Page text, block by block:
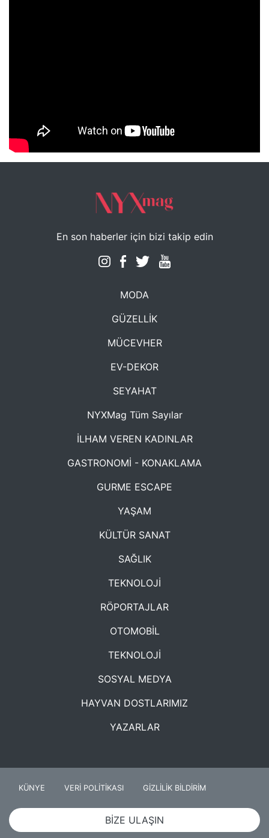
NYXmag 2. Yaş Kutlama Etkinliği
En son haberler için bizi takip edin
MODA
GÜZELLİK
MÜCEVHER
EV-DEKOR
SEYAHAT
NYXMag Tüm Sayılar
İLHAM VEREN KADINLAR
GASTRONOMİ - KONAKLAMA
GURME ESCAPE
YAŞAM
KÜLTÜR SANAT
SAĞLIK
TEKNOLOJİ
RÖPORTAJLAR
OTOMOBİL
TEKNOLOJİ
SOSYAL MEDYA
HAYVAN DOSTLARIMIZ
YAZARLAR
KÜNYE VERİ POLİTİKASI GİZLİLİK BİLDİRİM
BİZE ULAŞIN